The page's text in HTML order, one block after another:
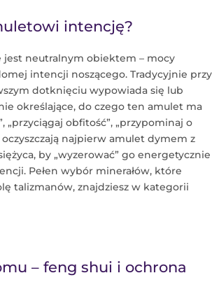
intencję?
jest neutralnym obiektem – mocy
intencji noszącego. Tradycyjnie przy
dotknięciu wypowiada się lub
określające, do czego ten amulet ma
„przyciągaj obfitość”, „przypominaj o
najpierw amulet dymem z
by „wyzerować” go energetycznie
Pełen wybór minerałów, które
talizmanów, znajdziesz w kategorii
– feng shui i ochrona